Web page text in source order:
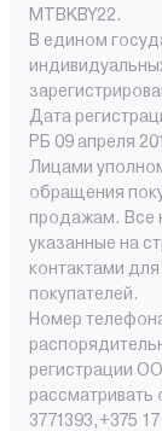
MTBKBY22.
В едином
Дата
РБ 09 апреля
Лицами
обращения
продажам. Все
указанные на
контактами
покупателей.
Номер
регистрации
рассматривать
3771393,+375